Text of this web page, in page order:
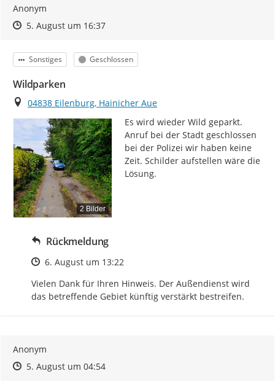
Anonym
Zeitpunkt des Erstellens
Zeitpunkt des Erstellens
5. August um 16:37Zur Äußerung
Kategorie
Sonstiges Status
Geschlossen
Wildparken
Ort
04838 Eilenburg, Hainicher Aue
2 Bilder
Es wird wieder Wild geparkt.
Anruf bei der Stadt geschlossen
bei der Polizei wir haben keine
Zeit. Schilder aufstellen wäre die
Lösung.
Rückmeldung
Zeitpunkt des Erstellens
6. August um 13:22
Vielen Dank für Ihren Hinweis. Der Außendienst wird
das betreffende Gebiet künftig verstärkt bestreifen.
Anonym
Zeitpunkt des Erstellens
Zeitpunkt des Erstellens
5. August um 04:54Zur Äußerung